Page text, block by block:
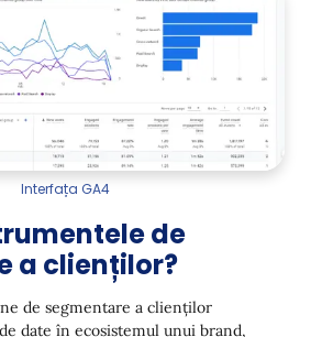
Interfața GA4
de
a clienților?
de segmentare a clienților
date în ecosistemul unui brand,